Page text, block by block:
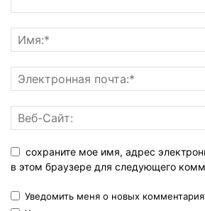
сохраните мое имя, адрес
в этом браузере для следующего
Уведомить меня о новых